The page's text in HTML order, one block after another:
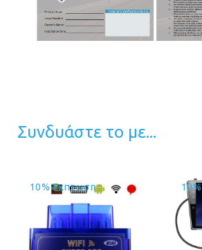
Συνδυάστε το με...
10% Έκπτωση